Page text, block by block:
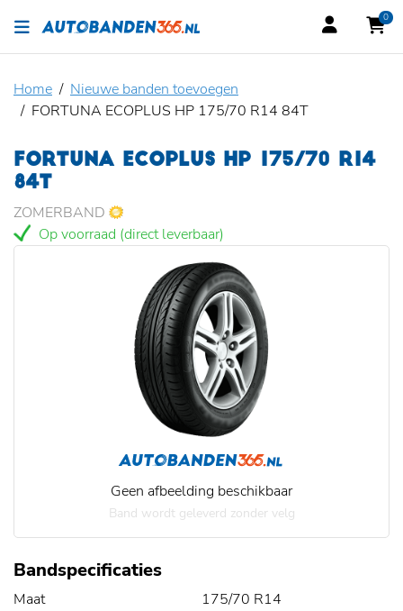
0
Home
Nieuwe banden toevoegen
FORTUNA ECOPLUS HP 175/70 R14 84T
FORTUNA ECOPLUS HP 175/70 R14
84T
ZOMERBAND
Op voorraad (direct leverbaar)
Geen afbeelding beschikbaar
Band wordt geleverd zonder velg
Bandspecificaties
Maat
175/70 R14